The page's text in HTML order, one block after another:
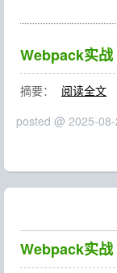
Webpack实
摘要：
阅读全文
posted @ 2025-
Webpack实